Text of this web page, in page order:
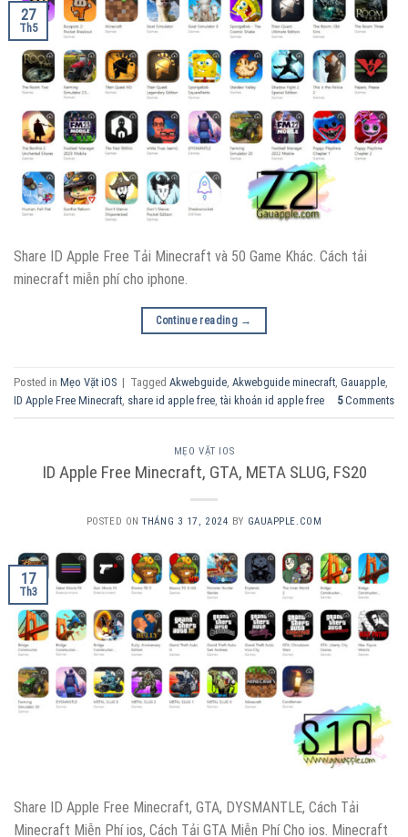
27
Th5
Share ID Apple Free Tải Minecraft và 50 Game Khác. Cách tải
minecraft miễn phí cho iphone.
Continue reading →
Posted in Mẹo Vặt iOS | Tagged Akwebguide, Akwebguide minecraft, Gauapple,
ID Apple Free Minecraft, share id apple free,tài khoản id apple free 5Comments
MẸO VẶT IOS
ID Apple Free Minecraft, GTA, META SLUG, FS20
POSTED ONTHÁNG 3 17, 2024 BY GAUAPPLE.COM
17
Th3
Share ID Apple Free Minecraft, GTA, DYSMANTLE, Cách Tải
Minecraft Miễn Phí ios, Cách Tải GTA Miễn Phí Cho ios. Minecraft